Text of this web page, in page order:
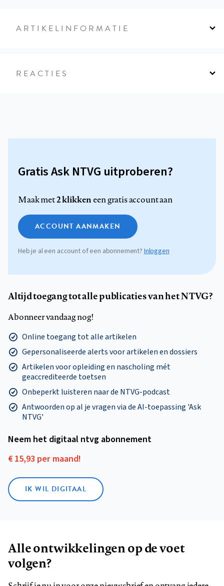
ARTIKELINFORMATIE
REACTIES
Gratis Ask NTVG uitproberen?
Maak met2 klikkeneen gratis account aan
ACCOUNT AANMAKEN
Heb je al een account of een abonnement?Inloggen
Altijd toegang tot alle publicaties van het NTVG?
Abonneer vandaag nog!
Online toegang tot alle artikelen
Gepersonaliseerde alerts voor artikelen en dossiers
Artikelen voor opleiding en nascholing mét
geaccrediteerde toetsen
Onbeperkt luisteren naar de NTVG-podcast
Antwoorden op al je vragen via de AI-toepassing 'Ask
NTVG'
Neem het digitaal ntvg abonnement
€ 15,93 per maand!
IK WIL DIGITAAL
Alle ontwikkelingen op de voet
volgen?